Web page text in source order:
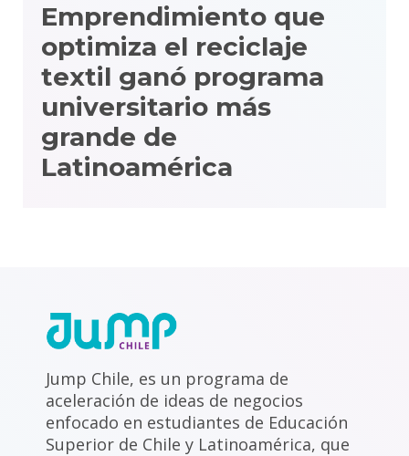
Emprendimiento que
optimiza el reciclaje
textil ganó programa
universitario más
grande de
Latinoamérica
Jump Chile, es un programa de
aceleración de ideas de negocios
enfocado en estudiantes de Educación
Superior de Chile y Latinoamérica, que